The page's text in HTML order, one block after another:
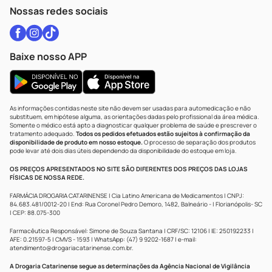
Nossas redes sociais
Baixe nosso APP
As informações contidas neste site não devem ser usadas para automedicação e não
substituem, em hipótese alguma, as orientações dadas pelo profissional da área médica.
Somente o médico está apto a diagnosticar qualquer problema de saúde e prescrever o
tratamento adequado. Todos os pedidos efetuados estão sujeitos à confirmação da
disponibilidade de produto em nosso estoque.O processo de separação dos produtos
pode levar até dois dias úteis dependendo da disponibilidade do estoque em loja.
OS PREÇOS APRESENTADOS NO SITE SÃO DIFERENTES DOS PREÇOS DAS LOJAS
FÍSICAS DE NOSSA REDE.
FARMÁCIA DROGARIA CATARINENSE | Cia Latino Americana de Medicamentos | CNPJ:
84.683.481/0012-20 | End: Rua Coronel Pedro Demoro, 1482, Balneário - | Florianópolis- SC
| CEP: 88.075-300
Farmacêutica Responsável: Simone de Souza Santana | CRF/SC: 12106 | IE: 250192233 |
AFE: 0.21597-5 | CMVS - 1593 | WhatsApp: (47) 9 9202-1687 | e-mail:
atendimento@drogariacatarinense.com.br.
A Drogaria Catarinense segue as determinações da Agência Nacional de Vigilância